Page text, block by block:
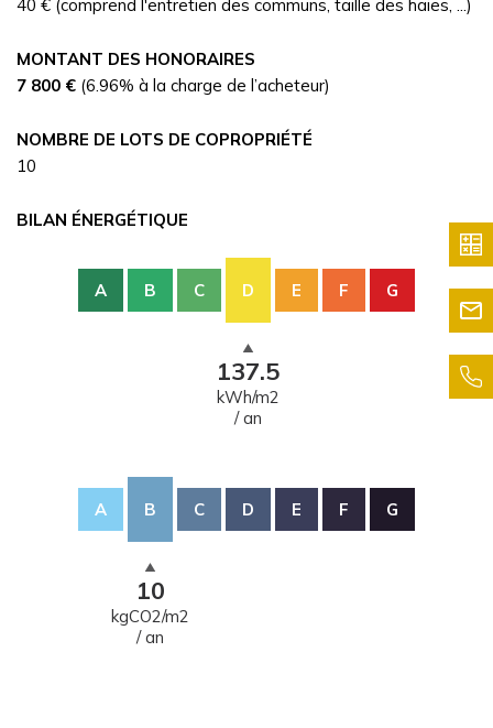
40 € (comprend l'entretien des communs, taille des haies, ...)
MONTANT DES HONORAIRES
7 800 € (6.96% à la charge de l’acheteur)
NOMBRE DE LOTS DE COPROPRIÉTÉ
10
BILAN ÉNERGÉTIQUE
A B C D
137.5
kWh/m2
/ an
E F G
A B
10
kgCO2/m2
/ an
C D E F G